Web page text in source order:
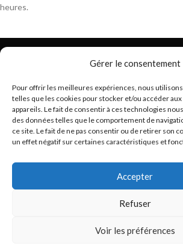
Gérer le consentement
Pour offrir les meilleures expériences, nous
telles que les cookies pour stocker et/ou accéder
appareils. Le fait de consentir à ces technologies
des données telles que le comportement de
ce site. Le fait de ne pas consentir ou de retirer son
un effet négatif sur certaines caractéristiques et
Accepter
Refuser
Voir les préférences
heures.
Trouvez les meilleurs bracelets de montres
hello@braceletsmartwatch.com
BRACELETS DE MONTRES CONNECTÉES
VOUS ET BRACELETSMARTWATCH
INFORMATIONS
BraceletSmartWatch